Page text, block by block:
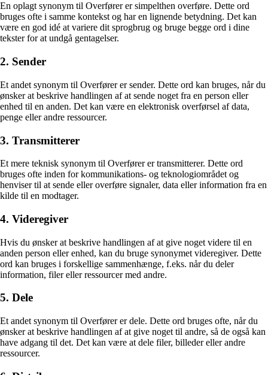
En oplagt synonym til Overfører er simpelthen overføre. Dette ord
bruges ofte i samme kontekst og har en lignende betydning. Det kan
være en god idé at variere dit sprogbrug og bruge begge ord i dine
tekster for at undgå gentagelser.
2. Sender
Et andet synonym til Overfører er sender. Dette ord kan bruges, når du
ønsker at beskrive handlingen af at sende noget fra en person eller
enhed til en anden. Det kan være en elektronisk overførsel af data,
penge eller andre ressourcer.
3. Transmitterer
Et mere teknisk synonym til Overfører er transmitterer. Dette ord
bruges ofte inden for kommunikations- og teknologiområdet og
henviser til at sende eller overføre signaler, data eller information fra en
kilde til en modtager.
4. Videregiver
Hvis du ønsker at beskrive handlingen af at give noget videre til en
anden person eller enhed, kan du bruge synonymet videregiver. Dette
ord kan bruges i forskellige sammenhænge, f.eks. når du deler
information, filer eller ressourcer med andre.
5. Dele
Et andet synonym til Overfører er dele. Dette ord bruges ofte, når du
ønsker at beskrive handlingen af at give noget til andre, så de også kan
have adgang til det. Det kan være at dele filer, billeder eller andre
ressourcer.